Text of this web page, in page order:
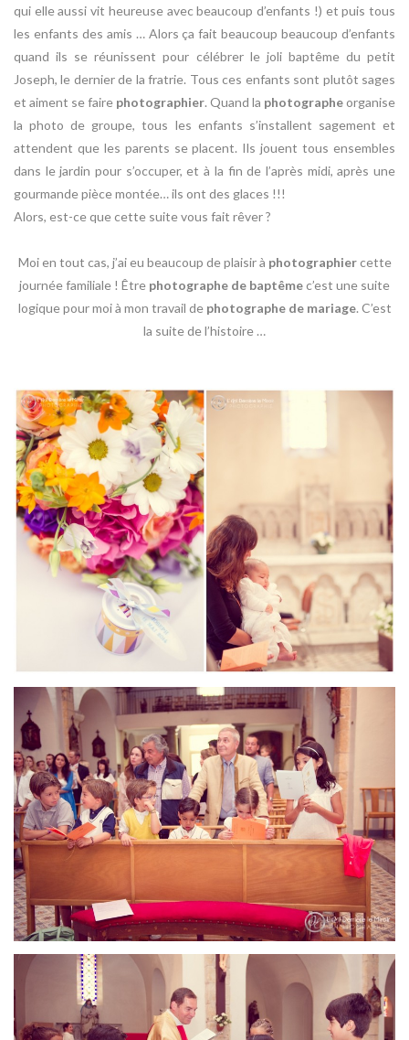
qui elle aussi vit heureuse avec beaucoup d’enfants !) et puis tous
les enfants des amis … Alors ça fait beaucoup beaucoup d’enfants
quand ils se réunissent pour célébrer le joli baptême du petit
Joseph, le dernier de la fratrie. Tous ces enfants sont plutôt sages
et aiment se faire photographier. Quand la photographeorganise
la photo de groupe, tous les enfants s’installent sagement et
attendent que les parents se placent. Ils jouent tous ensembles
dans le jardin pour s’occuper, et à la fin de l’après midi, après une
gourmande pièce montée… ils ont des glaces !!!
Alors, est-ce que cette suite vous fait rêver ?
Moi en tout cas, j’ai eu beaucoup de plaisir à photographiercette
journée familiale ! Être photographe de baptêmec’est une suite
logique pour moi à mon travail de photographe de mariage. C’est
la suite de l’histoire …